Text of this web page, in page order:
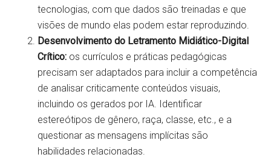
tecnologias, com que dados são treinadas e que
visões de mundo elas podem estar reproduzindo.
Desenvolvimento do Letramento Midiático-Digital
Crítico: os currículos e práticas pedagógicas
precisam ser adaptados para incluir a competência
de analisar criticamente conteúdos visuais,
incluindo os gerados por IA. Identificar
estereótipos de gênero, raça, classe, etc., e a
questionar as mensagens implícitas são
habilidades relacionadas.